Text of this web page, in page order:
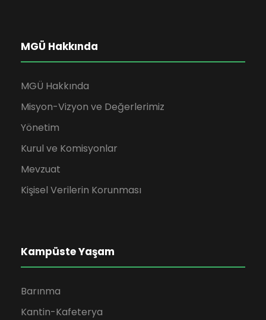
MGÜ Hakkında
MGÜ Hakkında
Misyon-Vizyon ve Değerlerimiz
Yönetim
Kurul ve Komisyonlar
Mevzuat
Kişisel Verilerin Korunması
Kampüste Yaşam
Barınma
Kantin-Kafeterya